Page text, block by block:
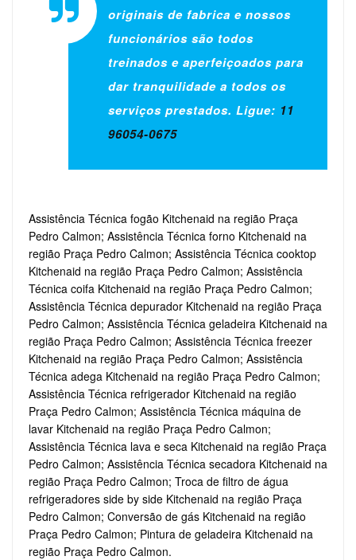
originais de fabrica e nossos
funcionários são todos
treinados e aperfeiçoados para
dar tranquilidade a todos os
serviços prestados. Ligue: 11
96054-0675
Assistência Técnica fogão Kitchenaid na região Praça
Pedro Calmon; Assistência Técnica forno Kitchenaid na
região Praça Pedro Calmon; Assistência Técnica cooktop
Kitchenaid na região Praça Pedro Calmon; Assistência
Técnica coifa Kitchenaid na região Praça Pedro Calmon;
Assistência Técnica depurador Kitchenaid na região Praça
Pedro Calmon; Assistência Técnica geladeira Kitchenaid na
região Praça Pedro Calmon; Assistência Técnica freezer
Kitchenaid na região Praça Pedro Calmon; Assistência
Técnica adega Kitchenaid na região Praça Pedro Calmon;
Assistência Técnica refrigerador Kitchenaid na região
Praça Pedro Calmon; Assistência Técnica máquina de
lavar Kitchenaid na região Praça Pedro Calmon;
Assistência Técnica lava e seca Kitchenaid na região Praça
Pedro Calmon; Assistência Técnica secadora Kitchenaid na
região Praça Pedro Calmon; Troca de filtro de água
refrigeradores side by side Kitchenaid na região Praça
Pedro Calmon; Conversão de gás Kitchenaid na região
Praça Pedro Calmon; Pintura de geladeira Kitchenaid na
região Praça Pedro Calmon.